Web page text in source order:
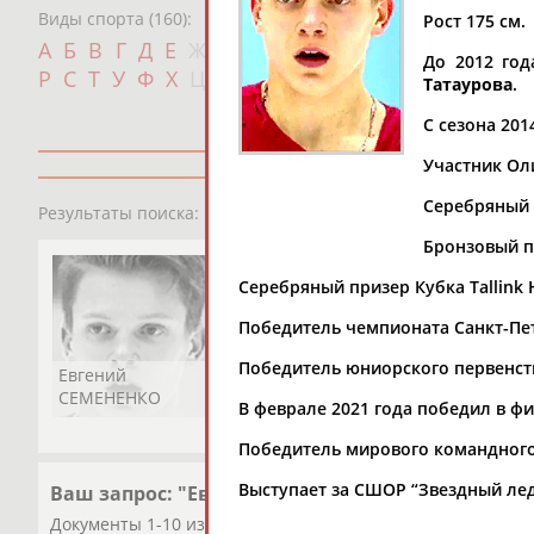
Виды спорта (160):
А Б В Г Д Е Л М Н
П
Р С Т У Ф Х Ш Щ Э Ю
с
Результаты поиска:
Евгений
СЕМЕНЕНКО
Ваш запрос: "Евгений Семененко"
Документы 1-10 из 116 найденных уникальных документов
Рост 175 см.
До 2012
Татаурова.
С сезона
Участник
Серебряный
Бронзовый
Серебряный призер Кубка Tallink
Победитель чемпионата Санкт-
Победитель юниорского
В феврале 2021 года победил в
Победитель мирового
Выступает за СШОР “Звездный